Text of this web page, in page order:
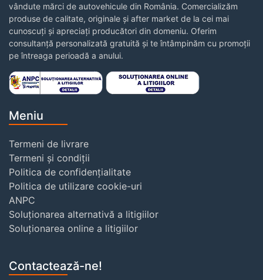
vândute mărci de autovehicule din România. Comercializăm
produse de calitate, originale și after market de la cei mai
cunoscuți și apreciați producători din domeniu. Oferim
consultanță personalizată gratuită și te întâmpinăm cu promoții
pe întreaga perioadă a anului.
Meniu
Termeni de livrare
Termeni și condiții
Politica de confidențialitate
Politica de utilizare cookie-uri
ANPC
Soluționarea alternativă a litigiilor
Soluționarea online a litigiilor
Contactează-ne!